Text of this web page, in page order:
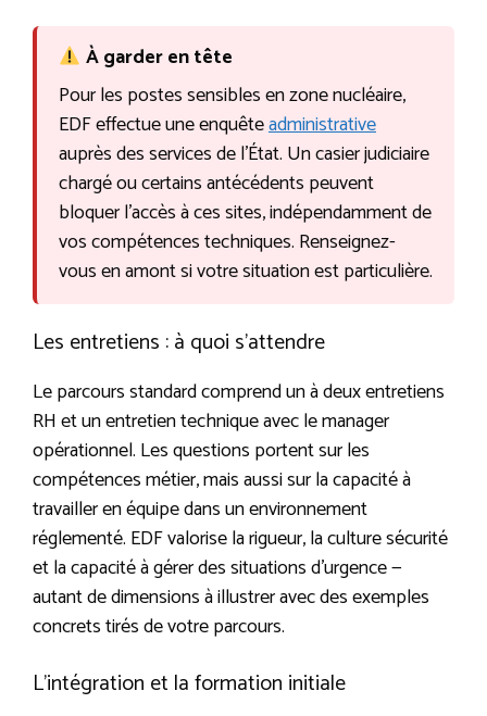
À garder en tête
Pour les postes sensibles en zone nucléaire,
EDF effectue une enquêteadministrative
auprès des services de l’État. Un casier judiciaire
chargé ou certains antécédents peuvent
bloquer l’accès à ces sites, indépendamment de
vos compétences techniques. Renseignez-
vous en amont si votre situation est particulière.
Les entretiens : à quoi s’attendre
Le parcours standard comprend un à deux entretiens
RH et un entretien technique avec le manager
opérationnel. Les questions portent sur les
compétences métier, mais aussi sur la capacité à
travailler en équipe dans un environnement
réglementé. EDF valorise la rigueur, la culture sécurité
et la capacité à gérer des situations d’urgence —
autant de dimensions à illustrer avec des exemples
concrets tirés de votre parcours.
L’intégration et la formation initiale